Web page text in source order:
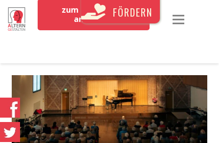
zum Newsletter
anmeldenFÖRDERN